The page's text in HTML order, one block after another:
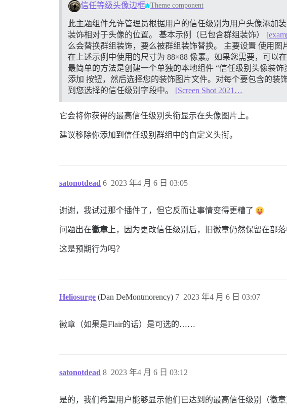
信任等级头像边框 Theme component
此主题组件允许管理员根据用户的信任级别为用户头像添加
装饰相对于头像的位置。 基本示例（已包含群组装饰）
么会替换群组装饰，要么被群组装饰替换。 主要设置 使用图
在上述示例中使用的尺寸为 88×88 像素。如果您需要，可以
最简单的方法是创建一个单独的本地组件 “信任级别头像装饰
添加 按钮，然后选择您的装饰图片文件。对每个要包含的
到您选择的信任级别字段中。 [Screen Shot 2021…
它会将你获得的最高信任级别头衔显示在头像图片上。
建议移除你添加到信任级别群组中的自定义头衔。
satonotdead 2023 年4 月 6 日 03:05
6
谢谢，我试过那个插件了，但它反而让事情变得更糟了
问题出在徽章 上，因为更改信任级别后，旧徽章仍然保留在部落
这是预期行为吗？
Heliosurge (Dan DeMontmorency) 2023 年4 月 6 日 03:07
7
徽章（如果是Flair的话）是可选的……
satonotdead 2023 年4 月 6 日 03:12
8
是的，我们希望用户能够显示他们已达到的最高信任级别（徽章